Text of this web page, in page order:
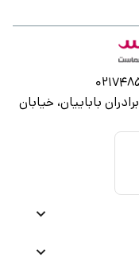
باباییان، خیابان